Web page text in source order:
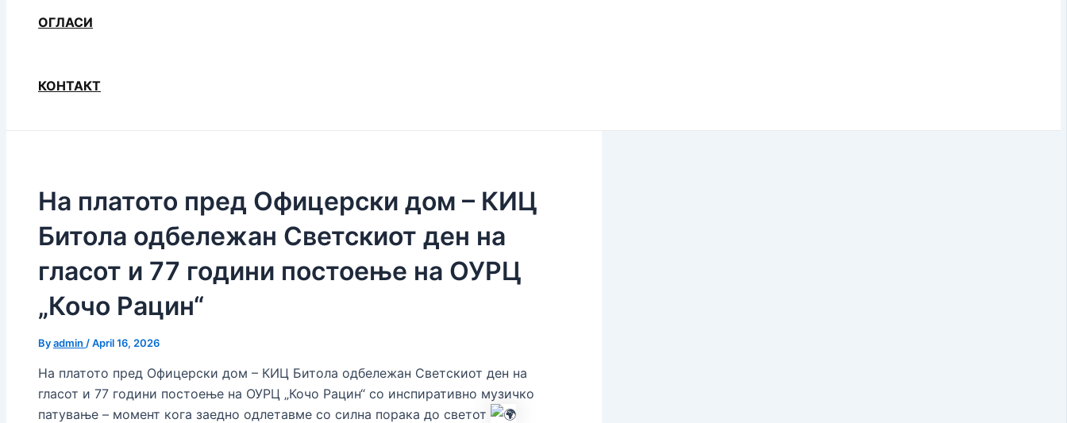
ОГЛАСИ
КОНТАКТ
На платото пред Офицерски дом – КИЦ
Битола одбележан Светскиот ден на
гласот и 77 години постоење на ОУРЦ
„Кочо Рацин“
Byadmin /April 16, 2026
На платото пред Офицерски дом – КИЦ Битола одбележан Светскиот ден на
гласот и 77 години постоење на ОУРЦ „Кочо Рацин“ со инспиративно музичко
патување – момент кога заедно одлетавме со силна порака до светот